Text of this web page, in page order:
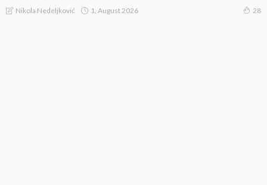
Nikola Nedeljković 1, August 2026 28